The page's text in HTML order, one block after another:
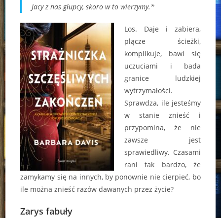
Jacy z nas głupcy, skoro w to wierzymy.*
Los. Daje i zabiera,
plącze ścieżki,
komplikuje, bawi się
uczuciami i bada
granice ludzkiej
wytrzymałości.
Sprawdza, ile jesteśmy
w stanie znieść i
przypomina, że nie
zawsze jest
sprawiedliwy. Czasami
rani tak bardzo, że
zamykamy się na innych, by ponownie nie cierpieć, bo
ile można znieść razów dawanych przez życie?
Zarys fabuły